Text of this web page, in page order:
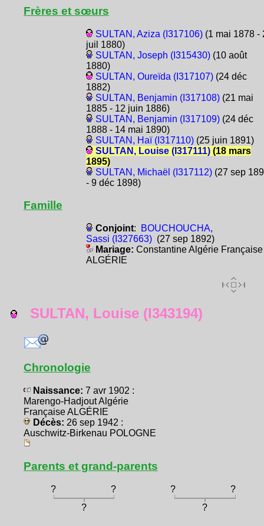
Frères et sœurs
SULTAN, Aziza (I317106)(1 mai 1878 -
juil 1880)
SULTAN, Joseph (I315430)(10 août
1880)
SULTAN, Oureïda (I317107)(24 déc
1882)
SULTAN, Benjamin (I317108)(21 mai
1885 - 12 juin 1886)
SULTAN, Benjamin (I317109)(24 déc
1888 - 14 mai 1890)
SULTAN, Haï (I317110)(25 juin 1891)
SULTAN, Louise (I317111)(18 mars
1895)
SULTAN, Michaël (I317112)(27 sep
- 9 déc 1898)
Famille
Conjoint:
BOUCHOUCHA,
Sassi (I327663)(27 sep 1892)
Mariage: Constantine Algérie Française
ALGÉRIE
SULTAN, Louise (I343194)
Chronologie
Naissance: 7 avr 1902 :
Marengo-Hadjout Algérie
Française ALGÉRIE
Décès: 26 sep 1942 :
Auschwitz-Birkenau POLOGNE
Parents et grand-parents
? ? ?
?
?
?